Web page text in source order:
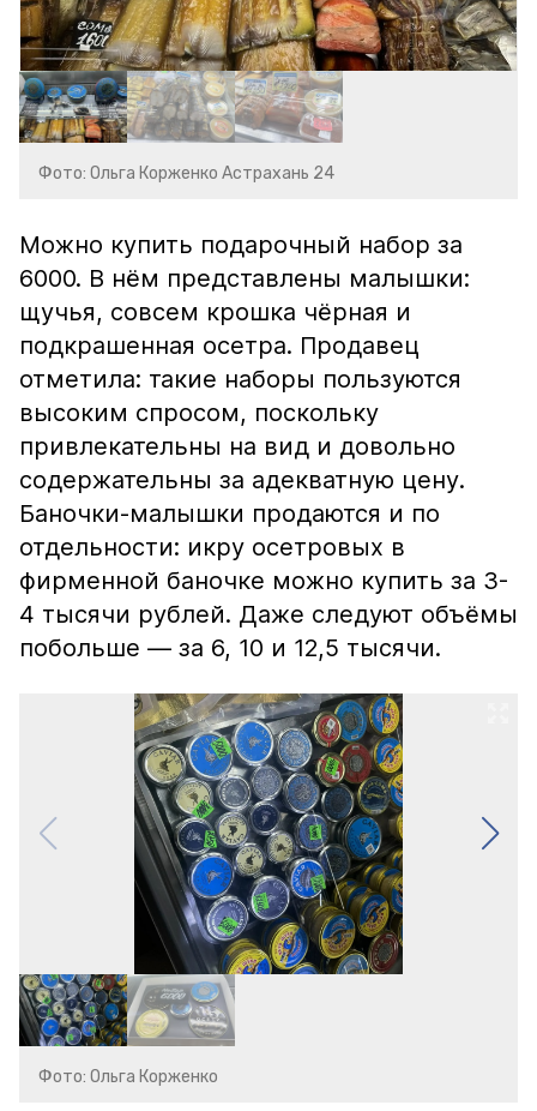
Фото: Ольга Корженко Астрахань 24
Можно купить подарочный набор за
6000. В нём представлены малышки:
щучья, совсем крошка чёрная и
подкрашенная осетра. Продавец
отметила: такие наборы пользуются
высоким спросом, поскольку
привлекательны на вид и довольно
содержательны за адекватную цену.
Баночки-малышки продаются и по
отдельности: икру осетровых в
фирменной баночке можно купить за 3-
4 тысячи рублей. Даже следуют объёмы
побольше — за 6, 10 и 12,5 тысячи.
Фото: Ольга Корженко